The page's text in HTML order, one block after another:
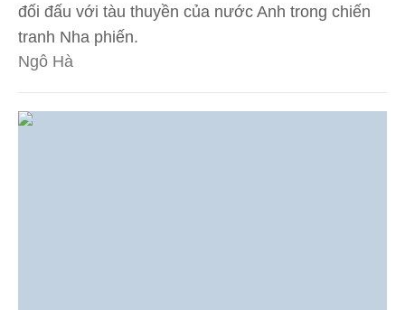
đối đấu với tàu thuyền của nước Anh trong chiến
tranh Nha phiến.
Ngô Hà